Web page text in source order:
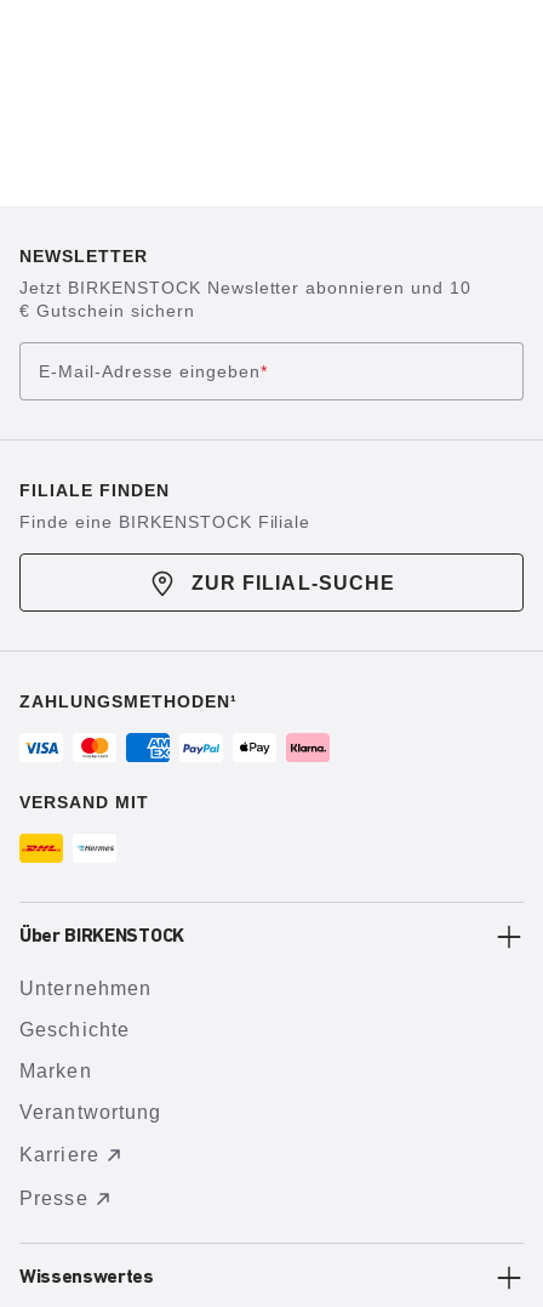
NEWSLETTER
Jetzt BIRKENSTOCK Newsletter abonnieren und 10
€ Gutschein sichern
E-Mail-Adresse eingeben*
FILIALE FINDEN
Finde eine BIRKENSTOCK Filiale
ZUR FILIAL-SUCHE
ZAHLUNGSMETHODEN¹
VERSAND MIT
Über BIRKENSTOCK
Unternehmen
Geschichte
Marken
Verantwortung
Karriere
Presse
Wissenswertes